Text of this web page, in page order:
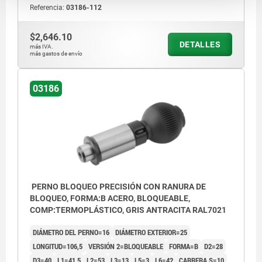
Referencia: 03186-112
$2,646.10
más IVA.
más gastos de envío
DETALLES
03186
PERNO BLOQUEO PRECISIÓN CON RANURA DE
BLOQUEO, FORMA:B ACERO, BLOQUEABLE,
COMP:TERMOPLÁSTICO, GRIS ANTRACITA RAL7021
DIÁMETRO DEL PERNO=16 DIÁMETRO EXTERIOR=25
LONGITUD=106,5 VERSIÓN 2=BLOQUEABLE FORMA=B D2=28